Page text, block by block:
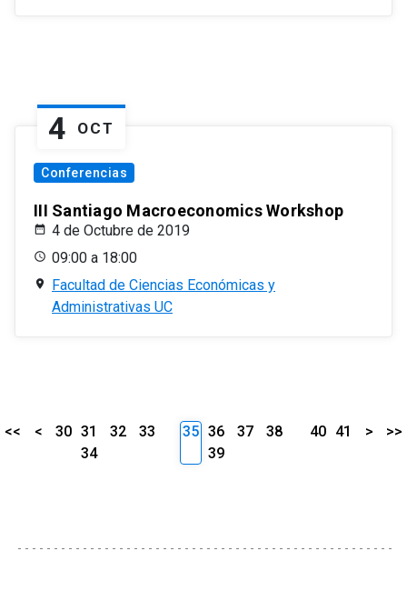
4 OCT
Conferencias
III Santiago Macroeconomics Workshop
4 de Octubre de 2019
09:00 a 18:00
Facultad de Ciencias Económicas y
Administrativas UC
<< < 30 31 32
33
34
35 36 37
38
39
40 41 > >>